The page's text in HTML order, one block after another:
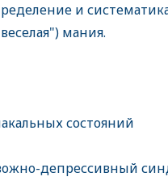
и
мания.
состояний
депрессивный